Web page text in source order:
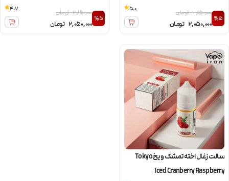
%5
2,150,000 تومان
2,050,000 تومان
5.0
%5
2,150,000 تومان
2,050,000 تومان
4.7
سالت زغال اخته تمشک و یخ Tokyo
Iced Cranberry Raspberry